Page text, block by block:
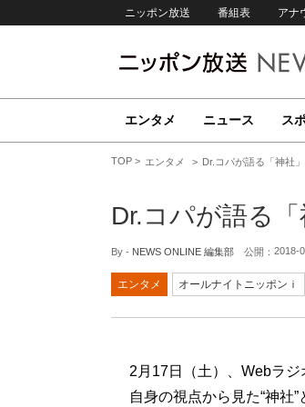
ニッポン放送 番組表 アナ
エンタメ ニュース ス
TOP エンタメ Dr.コパが語る「神社
Dr.コパが語る
By - NEWS ONLINE 編集部 公開： 2018-
エンタメ オールナイトニッポンｉ
2月17日（土）、Webラ
自身の視点から見た“神社”